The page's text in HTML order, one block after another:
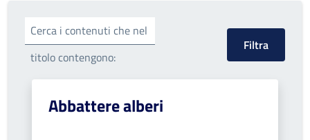
Cerca i contenuti che nel
titolo contengono:
Abbattere alberi